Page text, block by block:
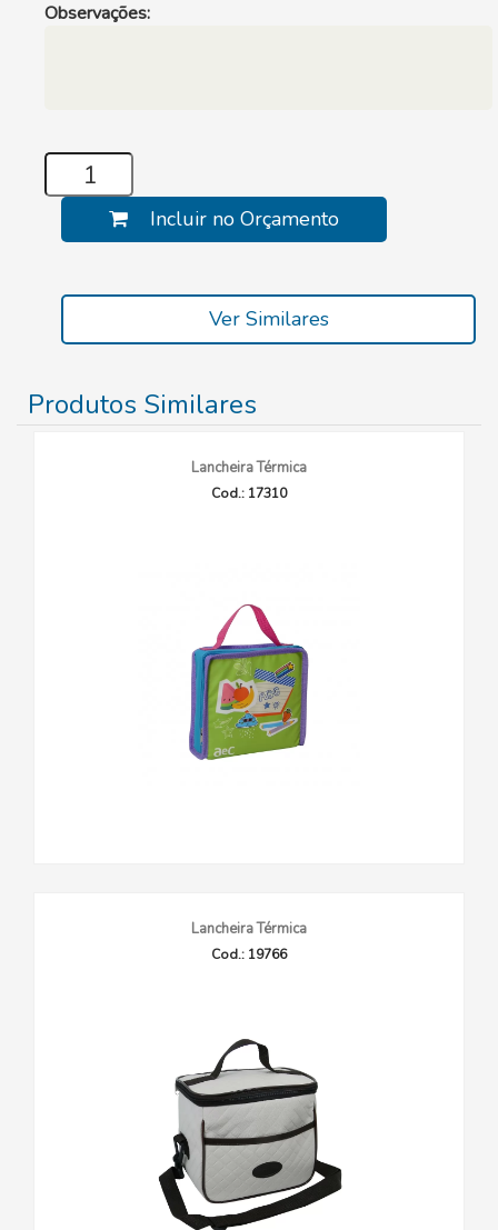
Observações:
Incluir no Orçamento
Ver Similares
Produtos Similares
Lancheira Térmica
Cod.: 17310
Lancheira Térmica
Cod.: 19766